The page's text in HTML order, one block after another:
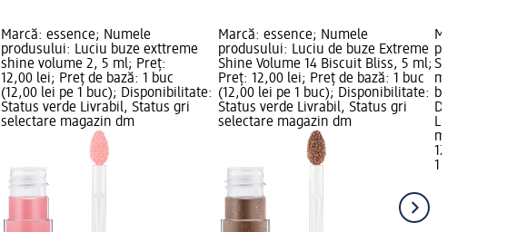
Marcă: essence; Numele
produsului: Luciu buze exttreme
shine volume 2, 5 ml; Preț:
12,00 lei; Preț de bază: 1 buc
(12,00 lei pe 1 buc); Disponibilitate:
Status verde Livrabil, Status gri
selectare magazin dm
Marcă: essence; Numele
produsului: Luciu de buze Extreme
Shine Volume 14 Biscuit Bliss, 5 ml;
Preț: 12,00 lei; Preț de bază: 1 buc
(12,00 lei pe 1 buc); Disponibilitate:
Status verde Livrabil, Status gri
selectare magazin dm
Marcă:
produsului:
Shine
ml; Preț:
buc (12,00
Livrabil,
magazin
12,00 lei
1 buc